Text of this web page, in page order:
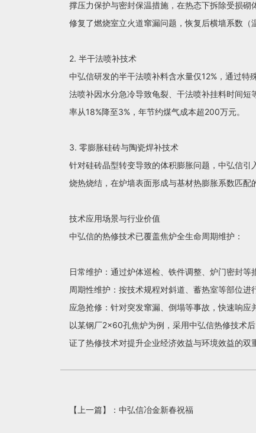
撑压力保护与密封保温措施，在热态下拆除受损
修复了燃烧室立火道窜漏问题，恢复后横墙系数（
2. 半干法喷补技术
中弘信研发的半干法喷补料含水量仅12%，通过
法喷补因水分急冷导致龟裂、干法喷补挂料时间
率从18%降至3%，年节约煤气成本超200万元。
3. 零膨胀硅砖与陶瓷焊补技术
针对硅砖晶型转变导致的体积膨胀问题，中弘信
烧热烧结，在炉墙表面形成与基材热膨胀系数匹配
技术应用场景与行业价值
中弘信的热修技术已覆盖焦炉全生命周期维护：
日常维护：通过炉体巡检、铁件调整、炉门密封等
周期性维护：按技术规程对斜道、蓄热室等部位进
应急抢修：针对突发窜漏、倒塌等事故，快速响应
以某钢厂2×60孔焦炉为例，采用中弘信热修技术
证了热修技术对提升企业经济效益与环境效益的双
【上一篇】： 中弘信冶金新春祝福